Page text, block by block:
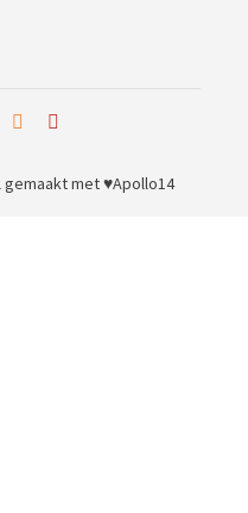
gemaakt met ♥Apollo14